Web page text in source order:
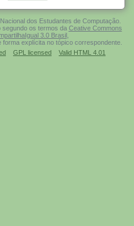
dos Estudantes de Computação.
segundo os termos da Ceative Commons
3.0 Brasil ,
explícita no tópico correspondente.
GPL licensed Valid HTML 4.01